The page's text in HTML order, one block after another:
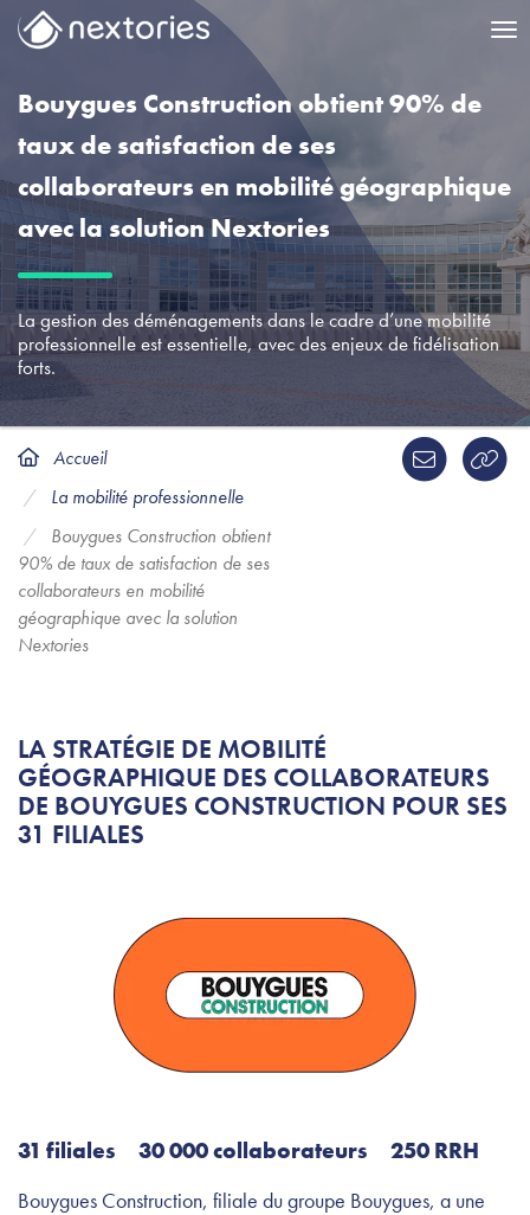
Bouygues Construction obtient 90% de
taux de satisfaction de ses
collaborateurs en mobilité géographique
avec la solution Nextories
La gestion des déménagements dans le cadre d’une mobilité
professionnelle est essentielle, avec des enjeux de fidélisation
forts.
Accueil
La mobilité professionnelle
Bouygues Construction obtient
90% de taux de satisfaction de ses
collaborateurs en mobilité
géographique avec la solution
Nextories
LA STRATÉGIE DE MOBILITÉ
GÉOGRAPHIQUE DES COLLABORATEURS
DE BOUYGUES CONSTRUCTION POUR SES
31 FILIALES
31 filiales 30 000 collaborateurs 250 RRH
Bouygues Construction, filiale du groupe Bouygues, a une